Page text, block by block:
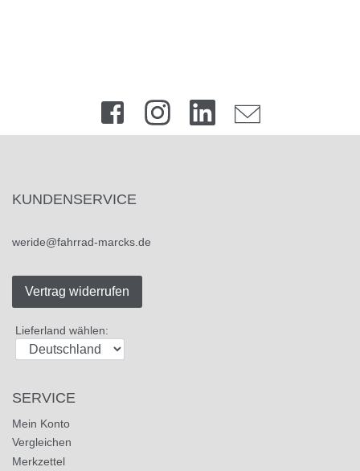
KUNDENSERVICE
weride@fahrrad-marcks.de
Vertrag widerrufen
Lieferland wählen:
SERVICE
Mein Konto
Vergleichen
Merkzettel